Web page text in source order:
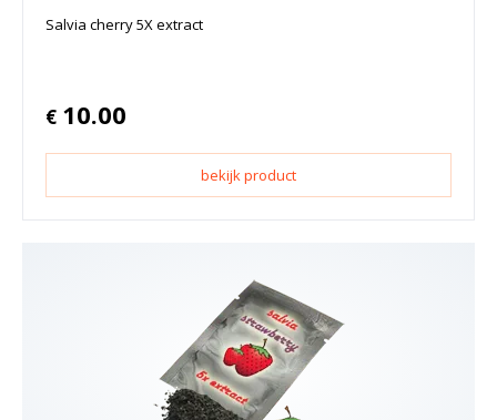
Salvia cherry 5X extract
€ 10.00
bekijk product